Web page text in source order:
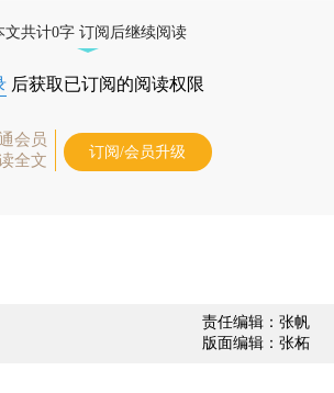
文共计0字 订阅后继续阅读
后获取已订阅的阅读权限
会员
全文
订阅/会员升级
责任编辑：张帆
版面编辑：张柘